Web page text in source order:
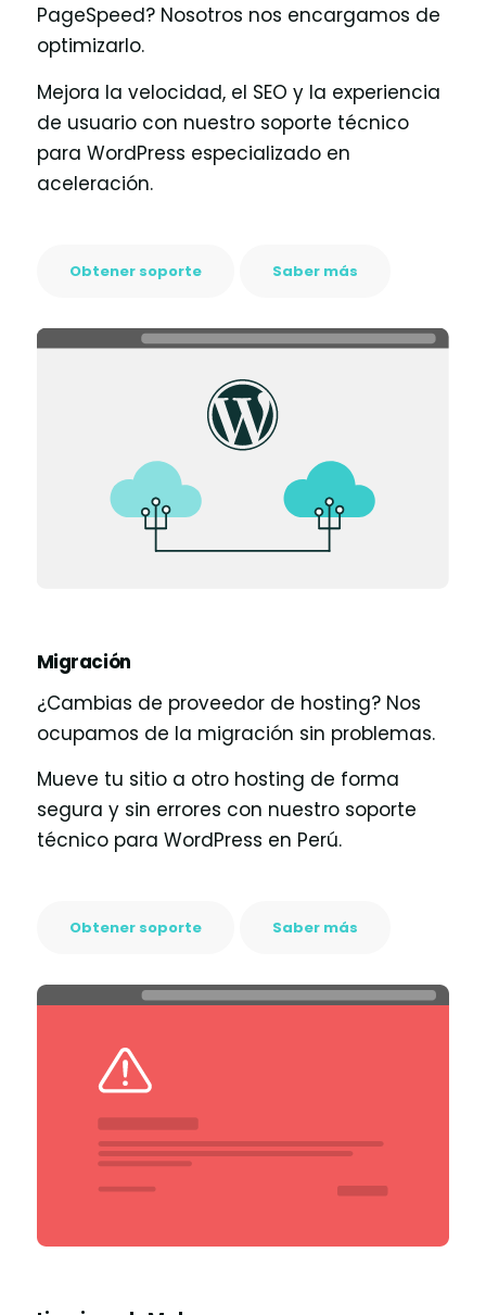
PageSpeed? Nosotros nos encargamos de
optimizarlo.
Mejora la velocidad, el SEO y la experiencia
de usuario con nuestro soporte técnico
para WordPress especializado en
aceleración.
Obtener soporte Saber más
Migración
¿Cambias de proveedor de hosting? Nos
ocupamos de la migración sin problemas.
Mueve tu sitio a otro hosting de forma
segura y sin errores con nuestro soporte
técnico para WordPress en Perú.
Obtener soporte Saber más